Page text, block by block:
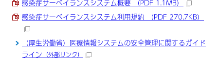
感染症サーベイランスシステム概要 （PDF 1.1MB）
感染症サーベイランスシステム利用規約 （PDF 270.7KB）
（厚生労働省）医療情報システムの安全管理に関するガイド
ライン （外部リンク）